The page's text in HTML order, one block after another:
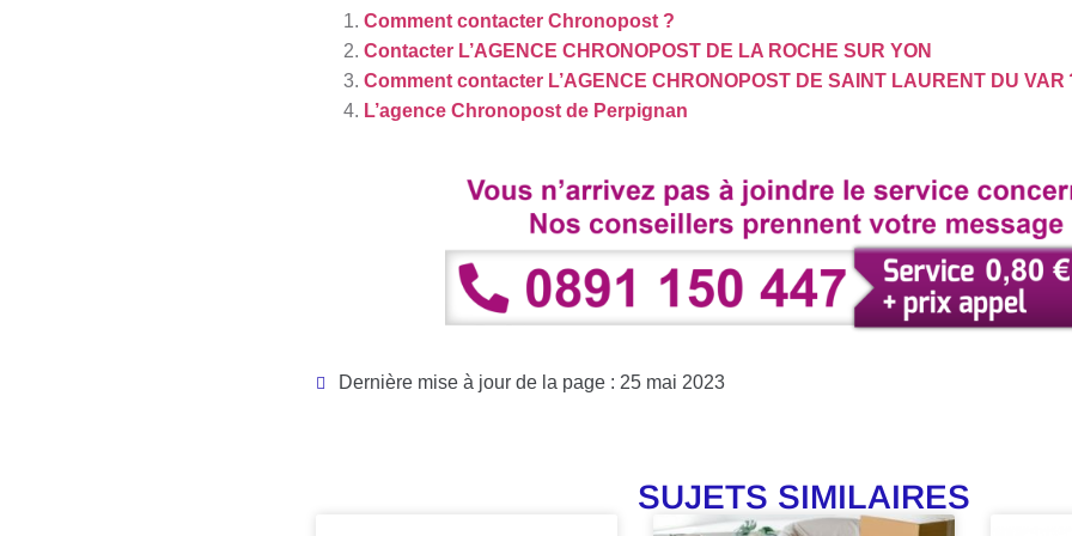
Comment contacter Chronopost ?
Contacter L’AGENCE CHRONOPOST DE LA ROCHE SUR YON
Comment contacter L’AGENCE CHRONOPOST DE SAINT LAURENT DU VAR
L’agence Chronopost de Perpignan
Dernière mise à jour de la page : 25 mai 2023
SUJETS SIMILAIRES